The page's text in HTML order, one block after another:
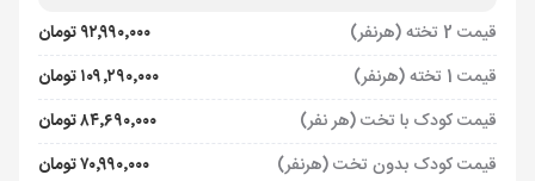
قیمت 2 تخته (هرنفر)
۹۲٬۹۹۰٬۰۰۰ تومان
قیمت 1 تخته (هرنفر)
۱۰۹٬۲۹۰٬۰۰۰ تومان
قیمت کودک با تخت (هر نفر)
۸۴٬۶۹۰٬۰۰۰ تومان
قیمت کودک بدون تخت (هرنفر)
۷۰٬۹۹۰٬۰۰۰ تومان